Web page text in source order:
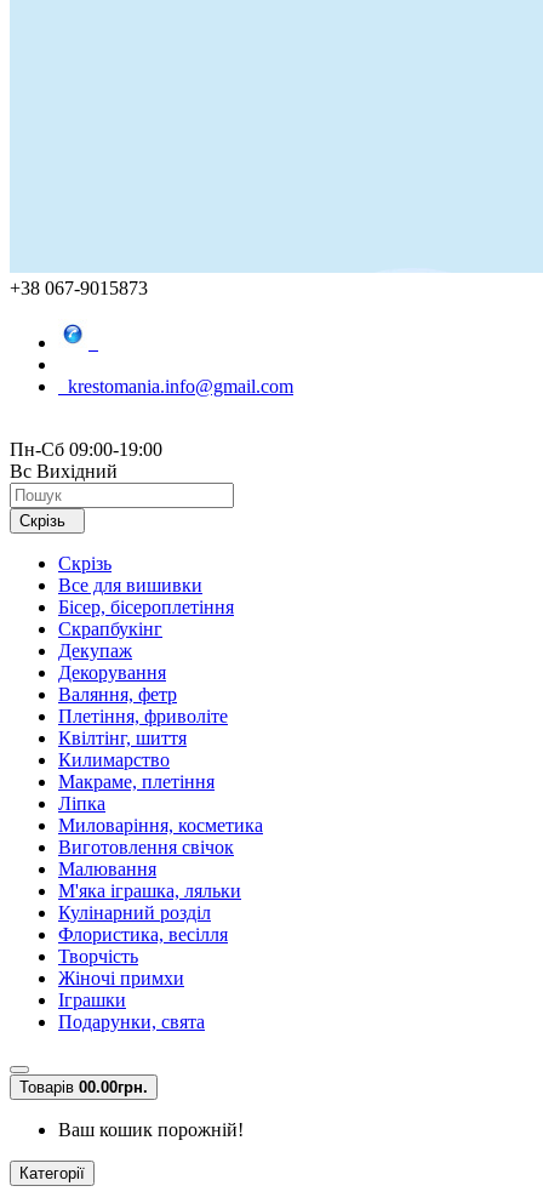
+38 067-9015873
krestomania.info@gmail.com
Пн-Сб 09:00-19:00
Вс Вихідний
Скрізь
Скрізь
Все для вишивки
Бісер, бісероплетіння
Скрапбукінг
Декупаж
Декорування
Валяння, фетр
Плетіння, фриволіте
Квілтінг, шиття
Килимарство
Макраме, плетіння
Ліпка
Миловаріння, косметика
Виготовлення свічок
Малювання
М'яка іграшка, ляльки
Кулінарний розділ
Флористика, весілля
Творчість
Жіночі примхи
Іграшки
Подарунки, свята
Товарів 00.00грн.
Ваш кошик порожній!
Категорії